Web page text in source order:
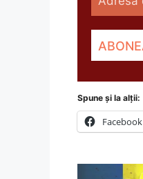
Spune și la alții:
Facebook